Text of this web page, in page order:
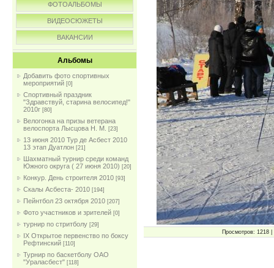
ФОТОАЛЬБОМЫ
ВИДЕОСЮЖЕТЫ
ВАКАНСИИ
Альбомы
Добавить фото спортивных
мероприятий [0]
Спортивный праздник
"Здравствуй, старина велосипед!"
2010г [80]
Велогонка на призы ветерана
велоспорта Лысцова Н. М.
[23]
13 июня 2010 Тур де Асбест 2010
13 этап Дуатлон [21]
Шахматный турнир среди команд
Южного округа ( 27 июня 2010) [20]
Конкур. День строителя 2010 [93]
Скалы Асбеста- 2010 [194]
Пейнтбол 23 октября 2010 [207]
Фото участников и зрителей [0]
турнир по стритболу [29]
IX Открытое первенство по боксу
Рефтинский [110]
Турнир по баскетболу ОАО
"Ураласбест" [118]
Просмотров: 1218